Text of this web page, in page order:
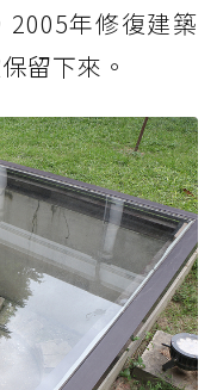
2005年修復建築
留下來。